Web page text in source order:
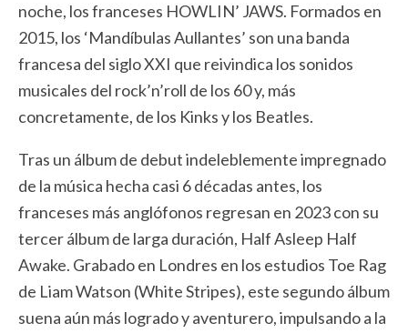
noche, los franceses HOWLIN’ JAWS. Formados en
2015, los ‘Mandíbulas Aullantes’ son una banda
francesa del siglo XXI que reivindica los sonidos
musicales del rock’n’roll de los 60 y, más
concretamente, de los Kinks y los Beatles.
Tras un álbum de debut indeleblemente impregnado
de la música hecha casi 6 décadas antes, los
franceses más anglófonos regresan en 2023 con su
tercer álbum de larga duración, Half Asleep Half
Awake. Grabado en Londres en los estudios Toe Rag
de Liam Watson (White Stripes), este segundo álbum
suena aún más logrado y aventurero, impulsando a la